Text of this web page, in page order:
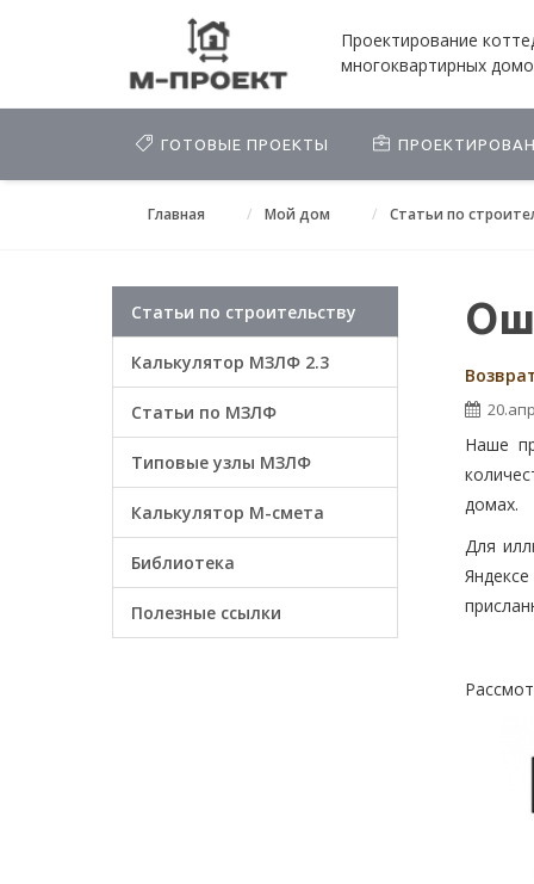
Проектирование
многоквартирных
ГОТОВЫЕ ПРОЕКТЫ
Главная Мой дом Статьи по
Статьи по строительству
Калькулятор МЗЛФ 2.3
Статьи по МЗЛФ
Типовые узлы МЗЛФ
Калькулятор М-смета
Библиотека
Полезные ссылки
Наше
домах.
Для